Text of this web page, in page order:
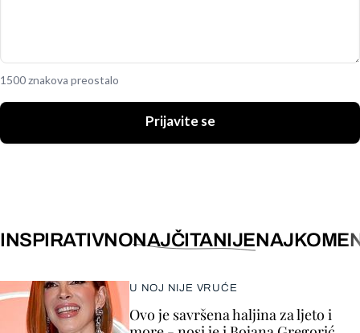
1500 znakova preostalo
Prijavite se
INSPIRATIVNONAJČITANIJE
U NOJ NIJE VRUĆE
Ovo je savršena haljina za ljeto i